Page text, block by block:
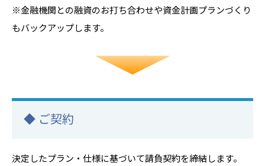
※金融機関との融資のお打ち合わせや資金計画プランづくり
もバックアップします。
◆ ご契約
決定したプラン・仕様に基づいて請負契約を締結します。